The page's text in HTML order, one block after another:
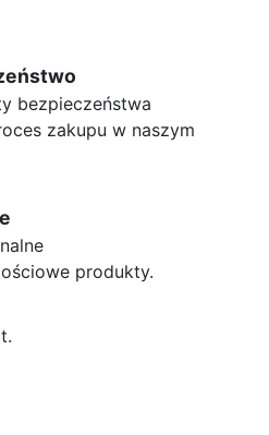
bezpieczeństwa
zakupu w naszym
produkty.